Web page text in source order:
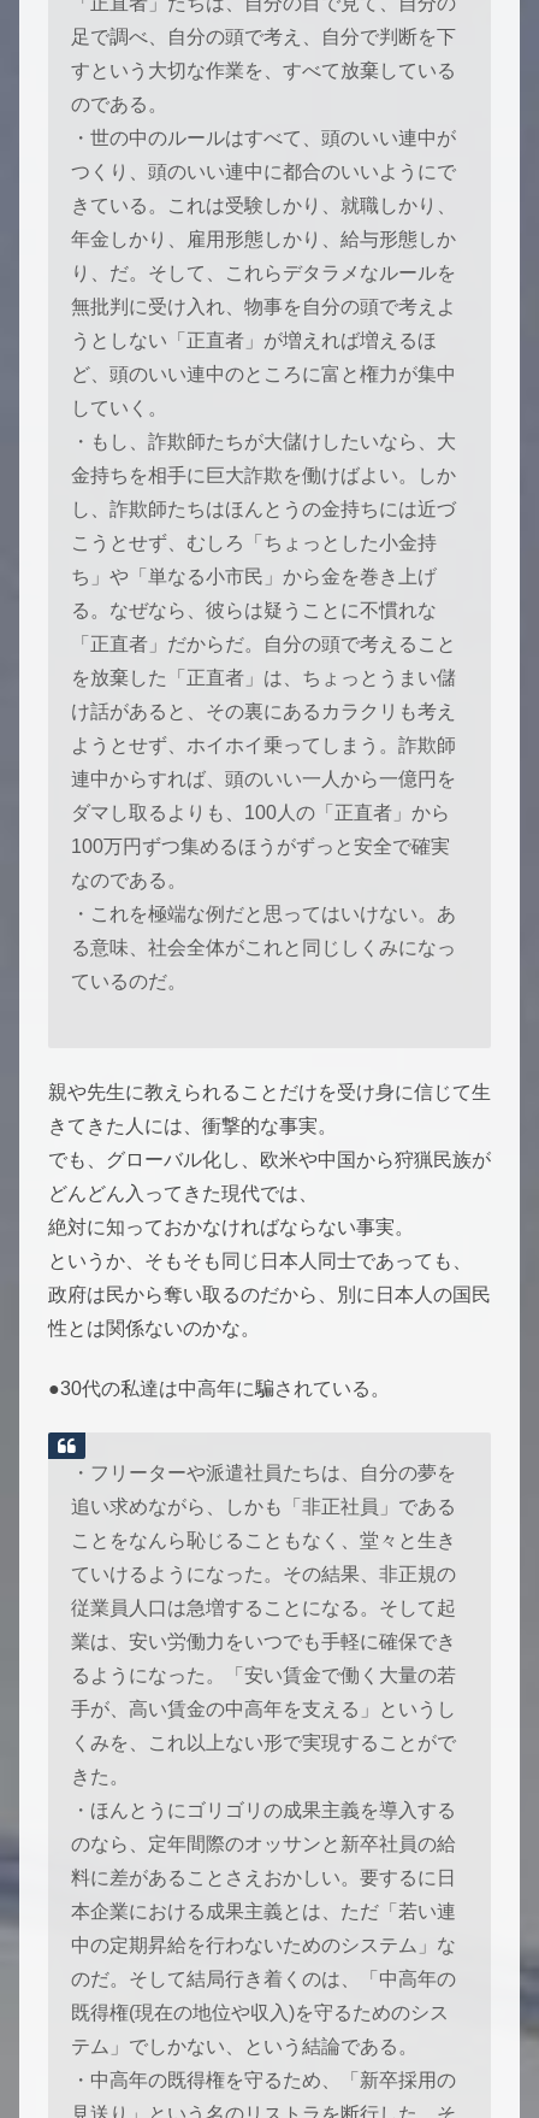
足で調べ、自分の頭で考え、自分で判断を下
すという大切な作業を、すべて放棄している
のである。
・世の中のルールはすべて、頭のいい連中が
つくり、頭のいい連中に都合のいいようにで
きている。これは受験しかり、就職しかり、
年金しかり、雇用形態しかり、給与形態しか
り、だ。そして、これらデタラメなルールを
無批判に受け入れ、物事を自分の頭で考えよ
うとしない「正直者」が増えれば増えるほ
ど、頭のいい連中のところに富と権力が集中
していく。
・もし、詐欺師たちが大儲けしたいなら、大
金持ちを相手に巨大詐欺を働けばよい。しか
し、詐欺師たちはほんとうの金持ちには近づ
こうとせず、むしろ「ちょっとした小金持
ち」や「単なる小市民」から金を巻き上げ
る。なぜなら、彼らは疑うことに不慣れな
「正直者」だからだ。自分の頭で考えること
を放棄した「正直者」は、ちょっとうまい儲
け話があると、その裏にあるカラクリも考え
ようとせず、ホイホイ乗ってしまう。詐欺師
連中からすれば、頭のいい一人から一億円を
ダマし取るよりも、100人の「正直者」から
100万円ずつ集めるほうがずっと安全で確実
なのである。
・これを極端な例だと思ってはいけない。あ
る意味、社会全体がこれと同じしくみになっ
ているのだ。
親や先生に教えられることだけを受け身に信じて生
きてきた人には、衝撃的な事実。
でも、グローバル化し、欧米や中国から狩猟民族が
どんどん入ってきた現代では、
絶対に知っておかなければならない事実。
というか、そもそも同じ日本人同士であっても、
政府は民から奪い取るのだから、別に日本人の国民
性とは関係ないのかな。
●30代の私達は中高年に騙されている。
・フリーターや派遣社員たちは、自分の夢を
追い求めながら、しかも「非正社員」である
ことをなんら恥じることもなく、堂々と生き
ていけるようになった。その結果、非正規の
従業員人口は急増することになる。そして起
業は、安い労働力をいつでも手軽に確保でき
るようになった。「安い賃金で働く大量の若
手が、高い賃金の中高年を支える」というし
くみを、これ以上ない形で実現することがで
きた。
・ほんとうにゴリゴリの成果主義を導入する
のなら、定年間際のオッサンと新卒社員の給
料に差があることさえおかしい。要するに日
本企業における成果主義とは、ただ「若い連
中の定期昇給を行わないためのシステム」な
のだ。そして結局行き着くのは、「中高年の
既得権(現在の地位や収入)を守るためのシス
テム」でしかない、という結論である。
・中高年の既得権を守るため、「新卒採用の
見送り」という名のリストラを断行した。そ